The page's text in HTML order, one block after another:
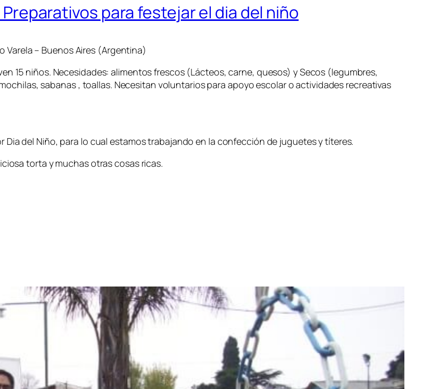
para festejar el dia del niño
Varela – Buenos Aires (Argentina)
15 niños. Necesidades: alimentos frescos (Lácteos, carne, quesos) y Secos (legumbres,
sabanas , toallas. Necesitan voluntarios para apoyo escolar o actividades recreativas
del Niño, para lo cual estamos trabajando en la confección de juguetes y títeres.
torta y muchas otras cosas ricas.